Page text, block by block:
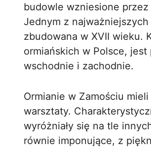
budowle wzniesione
Jednym z
zbudowana w XVII wieku.
ormiańskich w Polsce, jest
wschodnie i zachodnie.
Ormianie w Zamościu
warsztaty.
wyróżniały się na tle
równie imponujące, z